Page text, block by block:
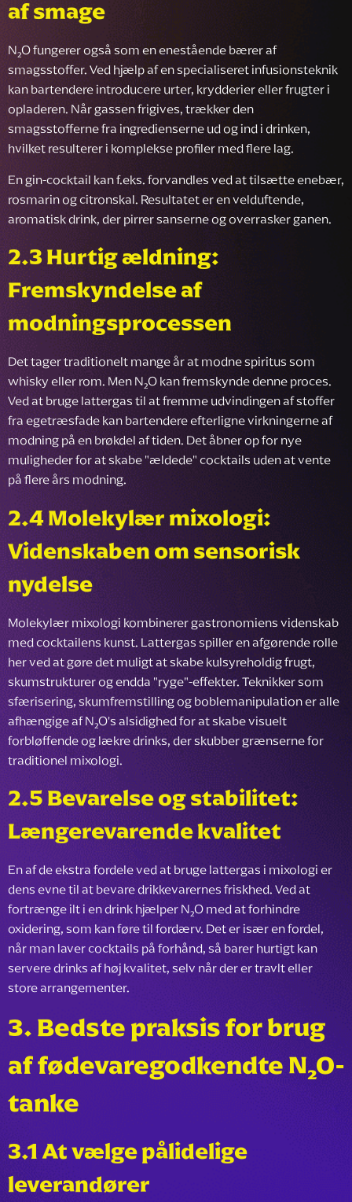
af smage
N₂O fungerer også som en enestående bærer af
smagsstoffer. Ved hjælp af en specialiseret infusionsteknik
kan bartendere introducere urter, krydderier eller frugter i
opladeren. Når gassen frigives, trækker den
smagsstofferne fra ingredienserne ud og ind i drinken,
hvilket resulterer i komplekse profiler med flere lag.
En gin-cocktail kan f.eks. forvandles ved at tilsætte enebær,
rosmarin og citronskal. Resultatet er en velduftende,
aromatisk drink, der pirrer sanserne og overrasker ganen.
2.3 Hurtig ældning:
Fremskyndelse af
modningsprocessen
Det tager traditionelt mange år at modne spiritus som
whisky eller rom. Men N₂O kan fremskynde denne proces.
Ved at bruge lattergas til at fremme udvindingen af stoffer
fra egetræsfade kan bartendere efterligne virkningerne af
modning på en brøkdel af tiden. Det åbner op for nye
muligheder for at skabe "ældede" cocktails uden at vente
på flere års modning.
2.4 Molekylær mixologi:
Videnskaben om sensorisk
nydelse
Molekylær mixologi kombinerer gastronomiens videnskab
med cocktailens kunst. Lattergas spiller en afgørende rolle
her ved at gøre det muligt at skabe kulsyreholdig frugt,
skumstrukturer og endda "ryge"-effekter. Teknikker som
sfærisering, skumfremstilling og boblemanipulation er alle
afhængige af N₂O's alsidighed for at skabe visuelt
forbløffende og lækre drinks, der skubber grænserne for
traditionel mixologi.
2.5 Bevarelse og stabilitet:
Længerevarende kvalitet
En af de ekstra fordele ved at bruge lattergas i mixologi er
dens evne til at bevare drikkevarernes friskhed. Ved at
fortrænge ilt i en drink hjælper N₂O med at forhindre
oxidering, som kan føre til fordærv. Det er især en fordel,
når man laver cocktails på forhånd, så barer hurtigt kan
servere drinks af høj kvalitet, selv når der er travlt eller
store arrangementer.
3.Bedste praksis for brug
af fødevaregodkendte N₂O-
tanke
3.1 At vælge pålidelige
leverandører